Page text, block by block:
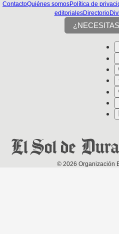
ContactoQuiénes somosPolítica de
editorialesDirectorio
© 2026 Organización